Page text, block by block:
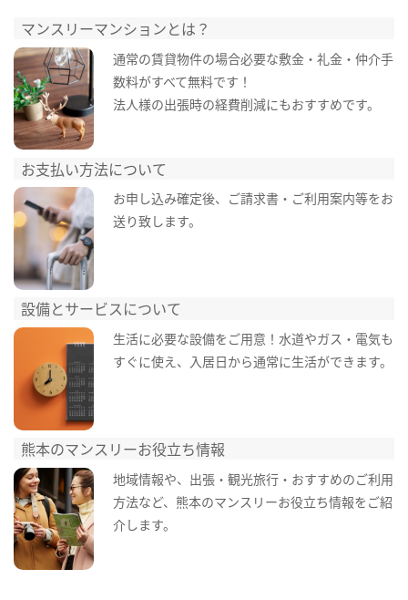
マンスリーマンションとは？
通常の賃貸物件の場合必要な敷金・礼金・仲介手
数料がすべて無料です！
法人様の出張時の経費削減にもおすすめです。
お支払い方法について
お申し込み確定後、ご請求書・ご利用案内等をお
送り致します。
設備とサービスについて
生活に必要な設備をご用意！水道やガス・電気も
すぐに使え、入居日から通常に生活ができます。
熊本のマンスリーお役立ち情報
地域情報や、出張・観光旅行・おすすめのご利用
方法など、熊本のマンスリーお役立ち情報をご紹
介します。